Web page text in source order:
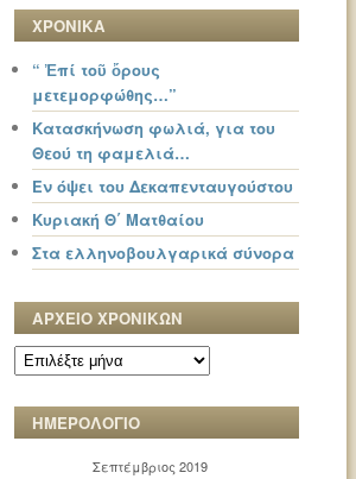
ΧΡΟΝΙΚΑ
“ Ἐπί τοῦ ὄρους
μετεμορφώθης…”
Κατασκήνωση φωλιά, για του
Θεού τη φαμελιά…
Εν όψει του Δεκαπενταυγούστου
Κυριακή Θ΄ Ματθαίου
Στα ελληνοβουλγαρικά σύνορα
ΑΡΧΕΙΟ ΧΡΟΝΙΚΩΝ
ΑΡΧΕΙΟ
ΧΡΟΝΙΚΩΝ
ΗΜΕΡΟΛΟΓΙΟ
Σεπτέμβριος 2019